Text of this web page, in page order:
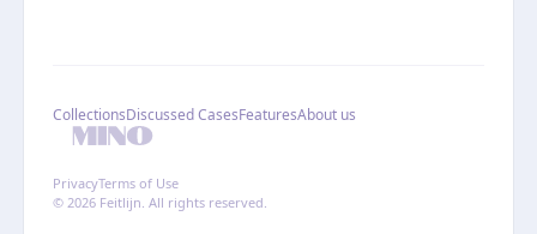
CollectionsDiscussed CasesFeaturesAbout us
PrivacyTerms of Use
© 2026 Feitlijn. All rights reserved.